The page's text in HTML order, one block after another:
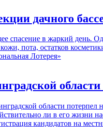
дачного
спасение в жаркий день.
пота, остатков
области
ли в его жизни